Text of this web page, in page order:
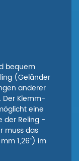
bequem
(Geländer
anderer
Der Klemm-
eine
der Reling -
muss das
1,26“) im